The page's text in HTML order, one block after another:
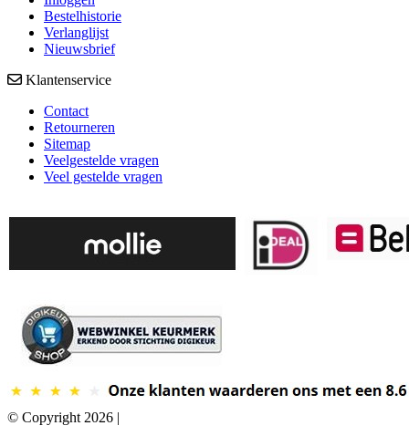
Bestelhistorie
Verlanglijst
Nieuwsbrief
Klantenservice
Contact
Retourneren
Sitemap
Veelgestelde vragen
Veel gestelde vragen
© Copyright 2026 |